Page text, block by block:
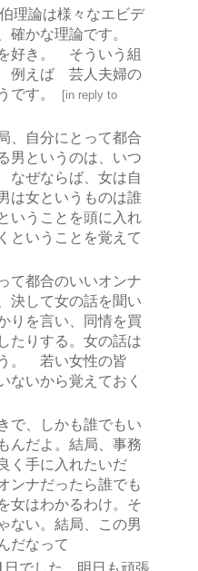
理論は様々なエビデ
確かな理論です。
好き。 そういう組
例えば 芸人夫婦の
です。
[in reply to
、自分にとって都合
男というのは、いつ
なぜならば、女は自
は女というものは誰
いうことを頭に入れ
ということを覚えて
て都合のいいオンナ
決して女の話を聞い
りを言い、同情を買
たりする。女の話は
。 若い女性の皆
ないから覚えておく
で、しかも誰でもい
んだよ。結局、事務
く手に入れたいだ
ンナだったら誰でも
女はわかるわけ。そ
ない。結局、この男
だなって